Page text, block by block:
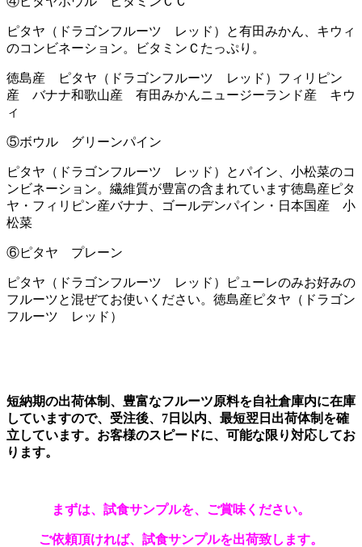
ピタヤ（ドラゴンフルーツ レッド）と有田みかん、キウィ
のコンビネーション。ビタミンＣたっぷり。
徳島産 ピタヤ（ドラゴンフルーツ レッド）フィリピン
産 バナナ和歌山産 有田みかんニュージーランド産 キウ
ィ
⑤ボウル グリーンパイン
ピタヤ（ドラゴンフルーツ レッド）とパイン、小松菜のコ
ンビネーション。繊維質が豊富の含まれています徳島産ピタ
ヤ・フィリピン産バナナ、ゴールデンパイン・日本国産 小
松菜
⑥ピタヤ プレーン
ピタヤ（ドラゴンフルーツ レッド）ピューレのみお好みの
フルーツと混ぜてお使いください。徳島産ピタヤ（ドラゴン
フルーツ レッド）
短納期の出荷体制、豊富なフルーツ原料を自社倉庫内に在庫
していますので、 受注後、7日以内、最短翌日出荷体制 を確
立しています。お客様のスピードに、可能な限り対応してお
ります。
まずは、試食サンプルを、ご賞味ください。
ご依頼頂ければ、試食サンプルを出荷致します。